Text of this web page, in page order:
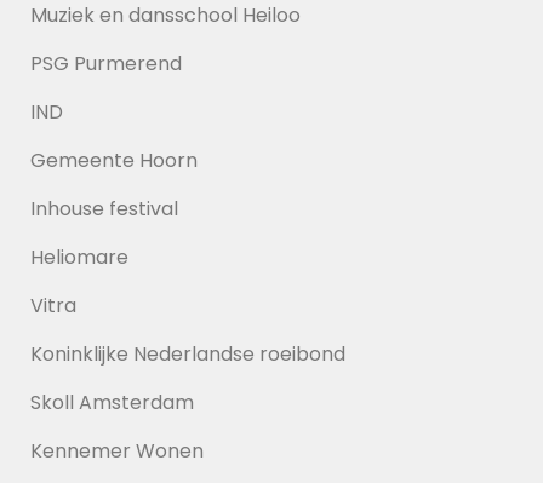
Muziek en dansschool Heiloo
PSG Purmerend
IND
Gemeente Hoorn
Inhouse festival
Heliomare
Vitra
Koninklijke Nederlandse roeibond
Skoll Amsterdam
Kennemer Wonen